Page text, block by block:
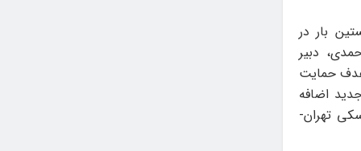
بار در
دبیر
بخش ۱۰۰ ثانیه‌ای را با هدف حمایت
اضافه
تهران-